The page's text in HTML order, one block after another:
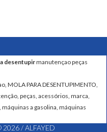
desentupirmanutençao peças
MOLA PARA DESENTUPIMENTO,
peças, acessórios, marca,
a gasolina, máquinas
2026 /ALFAYED